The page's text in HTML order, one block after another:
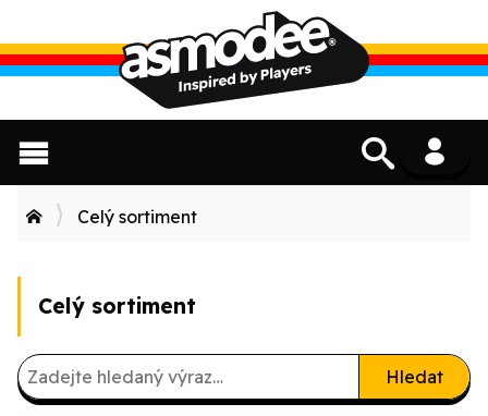
Celý sortiment
Celý sortiment
Hledat